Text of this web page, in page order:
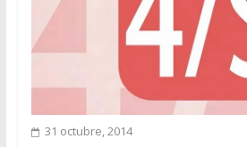
31 octubre, 2014